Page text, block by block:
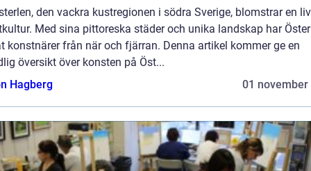
den vackra kustregionen i södra Sverige, blomstrar en
Med sina pittoreska städer och unika landskap har
konstnärer från när och fjärran. Denna artikel kommer ge en
översikt över konsten på Öst...
Hagberg
01 november